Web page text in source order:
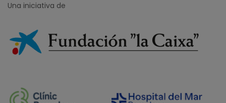
Una iniciativa de